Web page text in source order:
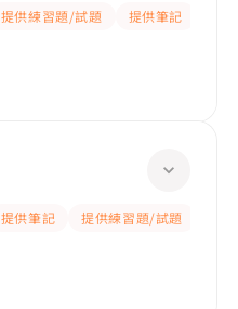
提供練習題/試題 提供筆記
提供筆記 提供練習題/試題